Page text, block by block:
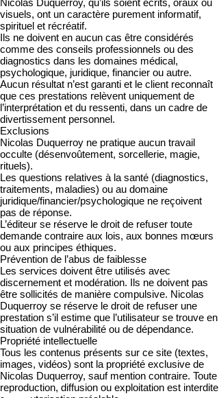
visuels, ont un caractère purement informatif,
spirituel et récréatif.
Ils ne doivent en aucun cas être considérés
comme des conseils professionnels ou des
diagnostics dans les domaines médical,
psychologique, juridique, financier ou autre.
Aucun résultat n’est garanti et le client reconnaît
que ces prestations relèvent uniquement de
l’interprétation et du ressenti, dans un cadre de
divertissement personnel.
Exclusions
Nicolas Duquerroy ne pratique aucun travail
occulte (désenvoûtement, sorcellerie, magie,
rituels).
Les questions relatives à la santé (diagnostics,
traitements, maladies) ou au domaine
juridique/financier/psychologique ne reçoivent
pas de réponse.
L’éditeur se réserve le droit de refuser toute
demande contraire aux lois, aux bonnes mœurs
ou aux principes éthiques.
Prévention de l’abus de faiblesse
Les services doivent être utilisés avec
discernement et modération. Ils ne doivent pas
être sollicités de manière compulsive. Nicolas
Duquerroy se réserve le droit de refuser une
prestation s’il estime que l’utilisateur se trouve en
situation de vulnérabilité ou de dépendance.
Propriété intellectuelle
Tous les contenus présents sur ce site (textes,
images, vidéos) sont la propriété exclusive de
Nicolas Duquerroy, sauf mention contraire. Toute
reproduction, diffusion ou exploitation est interdite